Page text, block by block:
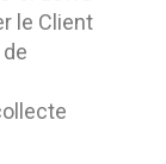
le Client